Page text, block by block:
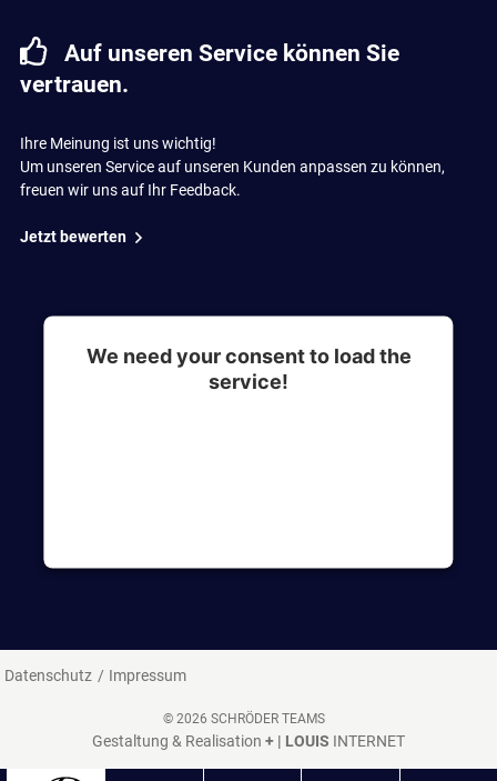
Auf unseren Service können Sie
vertrauen.
Ihre Meinung ist uns wichtig!
Um unseren Service auf unseren Kunden anpassen zu können,
freuen wir uns auf Ihr Feedback.
Jetzt bewerten
We need your consent to load the
service!
Datenschutz Impressum
© 2026 SCHRÖDER TEAMS
Gestaltung & Realisation + | LOUIS INTERNET